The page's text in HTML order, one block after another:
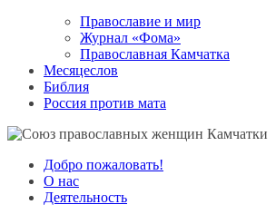
Православие и мир
Журнал «Фома»
Православная Камчатка
Месяцеслов
Библия
Россия против мата
Добро пожаловать!
О нас
Деятельность